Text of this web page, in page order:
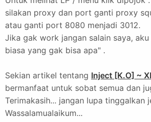
silakan proxy dan port ganti proxy
atau ganti port 8080 menjadi 3012.
Jika gak work jangan salain saya,
biasa yang gak bisa apa" .
Sekian artikel tentang Inject [K.O] ~
bermanfaat untuk sobat semua dan
Terimakasih... jangan lupa tinggalkan
Wassalamualaikum...